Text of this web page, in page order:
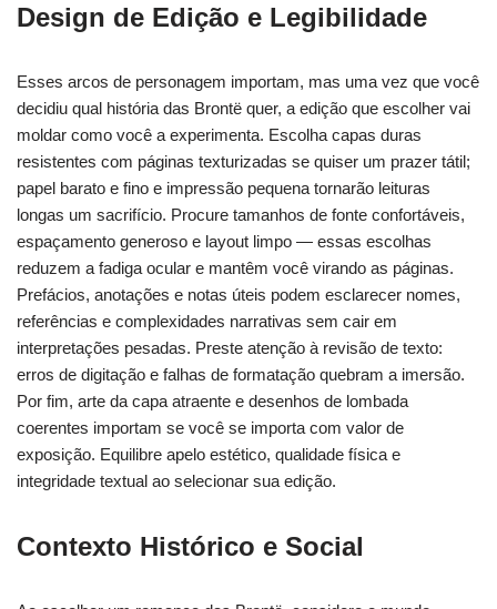
Design de Edição e Legibilidade
Esses arcos de personagem importam, mas uma vez que você
decidiu qual história das Brontë quer, a edição que escolher vai
moldar como você a experimenta. Escolha capas duras
resistentes com páginas texturizadas se quiser um prazer tátil;
papel barato e fino e impressão pequena tornarão leituras
longas um sacrifício. Procure tamanhos de fonte confortáveis,
espaçamento generoso e layout limpo — essas escolhas
reduzem a fadiga ocular e mantêm você virando as páginas.
Prefácios, anotações e notas úteis podem esclarecer nomes,
referências e complexidades narrativas sem cair em
interpretações pesadas. Preste atenção à revisão de texto:
erros de digitação e falhas de formatação quebram a imersão.
Por fim, arte da capa atraente e desenhos de lombada
coerentes importam se você se importa com valor de
exposição. Equilibre apelo estético, qualidade física e
integridade textual ao selecionar sua edição.
Contexto Histórico e Social